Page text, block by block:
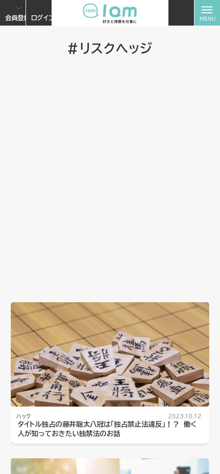
会員登録 ログイン
#リスクヘッジ
ハック 2023.10.12
タイトル独占の藤井聡太八冠は「独占禁止法違反」！？ 働く
人が知っておきたい独禁法のお話